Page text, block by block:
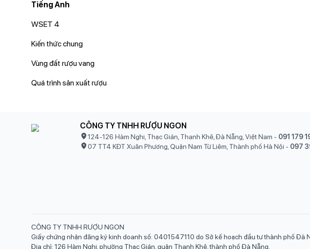
Tiếng Anh
WSET 4
Kiến thức chung
Vùng đất rượu vang
Quá trình sản xuất rượu
CÔNG TY TNHH RƯỢU NGON
124-126 Hàm Nghi, Thạc Gián, Thanh Khê, Đà Nẵng, Việt Nam - 091 179
07 TT4 KĐT Xuân Phương, Quận Nam Từ Liêm, Thành phố Hà Nội - 097
CÔNG TY TNHH RƯỢU NGON
Giấy chứng nhận đăng ký kinh doanh số: 0401547110 do Sở kế hoạch đầu tư thành phố Đà
Địa chỉ: 126 Hàm Nghi, phường Thạc Gián, quận Thanh Khê, thành phố Đà Nẵng.